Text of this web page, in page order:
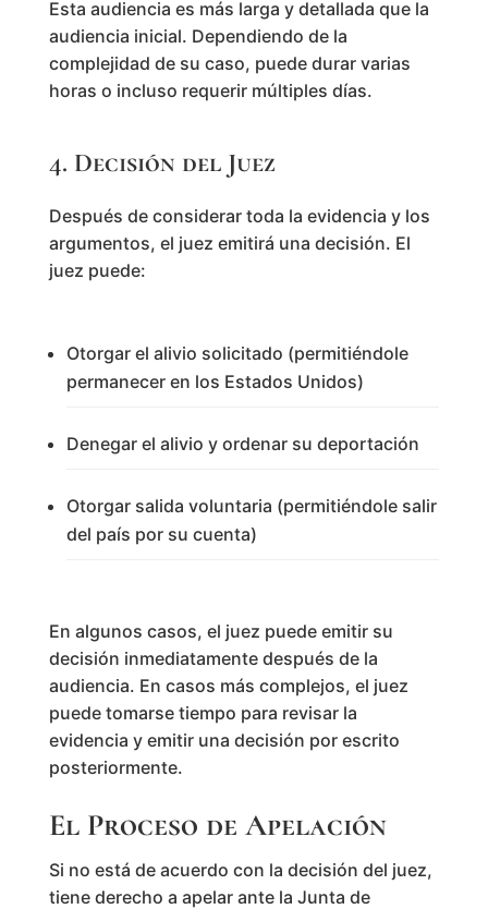
Esta audiencia es más larga y detallada que la
audiencia inicial. Dependiendo de la
complejidad de su caso, puede durar varias
horas o incluso requerir múltiples días.
4. Decisión del Juez
Después de considerar toda la evidencia y los
argumentos, el juez emitirá una decisión. El
juez puede:
Otorgar el alivio solicitado (permitiéndole
permanecer en los Estados Unidos)
Denegar el alivio y ordenar su deportación
Otorgar salida voluntaria (permitiéndole salir
del país por su cuenta)
En algunos casos, el juez puede emitir su
decisión inmediatamente después de la
audiencia. En casos más complejos, el juez
puede tomarse tiempo para revisar la
evidencia y emitir una decisión por escrito
posteriormente.
El Proceso de Apelación
Si no está de acuerdo con la decisión del juez,
tiene derecho a apelar ante la Junta de